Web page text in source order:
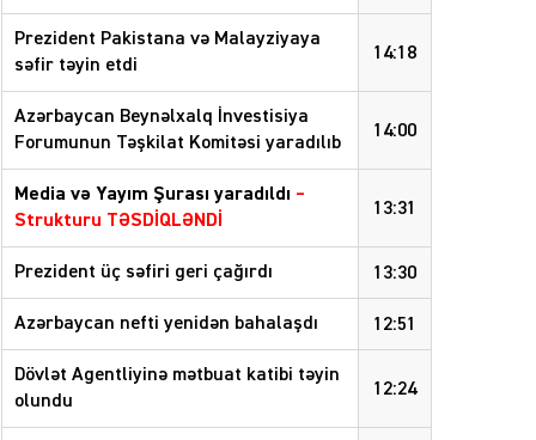
14:18
Prezident Pakistana və Malayziyaya
səfir təyin etdi
14:00
Azərbaycan Beynəlxalq İnvestisiya
Forumunun Təşkilat Komitəsi yaradılıb
13:31
Media və Yayım Şurası yaradıldı –
Strukturu TƏSDİQLƏNDİ
13:30
Prezident üç səfiri geri çağırdı
12:51
Azərbaycan nefti yenidən bahalaşdı
12:24
Dövlət Agentliyinə mətbuat katibi təyin
olundu